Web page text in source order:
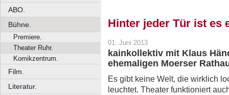
ABO.
Bühne.
Premiere.
Theater Ruhr.
Komikzentrum.
Film.
Literatur.
Hinter jeder Tür ist es
01. Juni 2013
kainkollektiv mit Klaus
ehemaligen Moerser
Es gibt keine Welt, die wirklich
leuchtet. Theater funktioniert